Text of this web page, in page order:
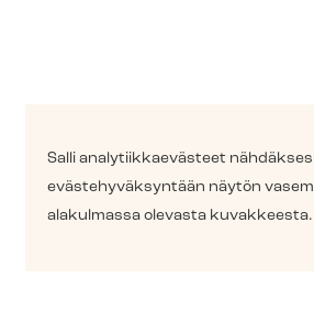
Salli ana­ly­tiik­kae­väs­teet
eväs­te­hy­väk­syn­tään näytön
alakulmassa olevasta kuvakkeesta.